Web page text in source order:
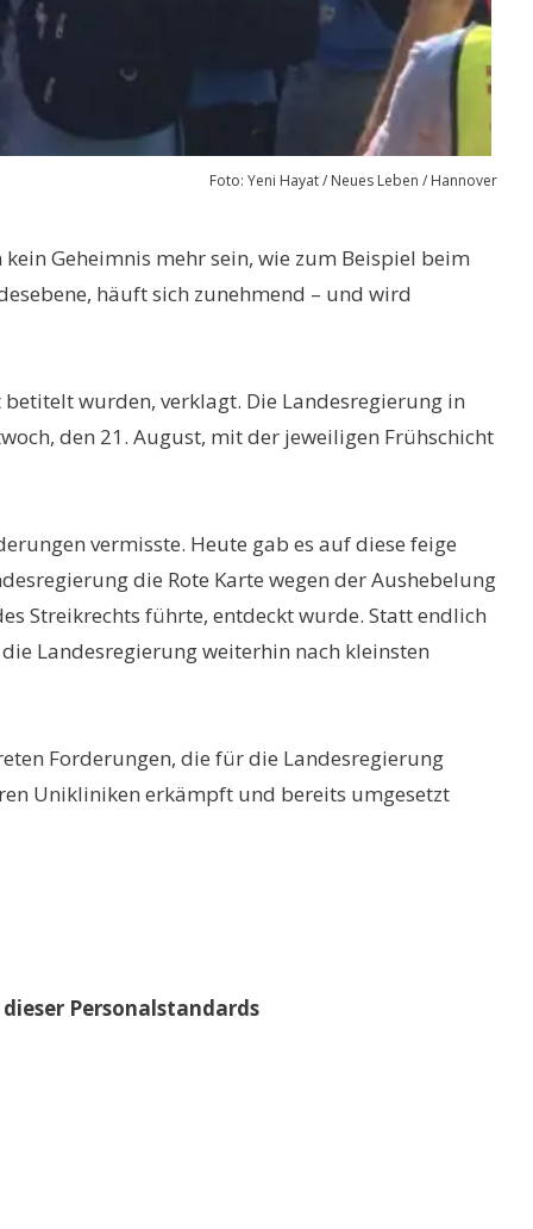
Foto: Yeni Hayat / Neues Leben / Hannover
Geheimnis mehr sein, wie zum Beispiel beim
häuft sich zunehmend – und wird
wurden, verklagt. Die Landesregierung in
den 21. August, mit der jeweiligen Frühschicht
vermisste. Heute gab es auf diese feige
die Rote Karte wegen der Aushebelung
Streikrechts führte, entdeckt wurde. Statt endlich
Landesregierung weiterhin nach kleinsten
Forderungen, die für die Landesregierung
Unikliniken erkämpft und bereits umgesetzt
Personalstandards